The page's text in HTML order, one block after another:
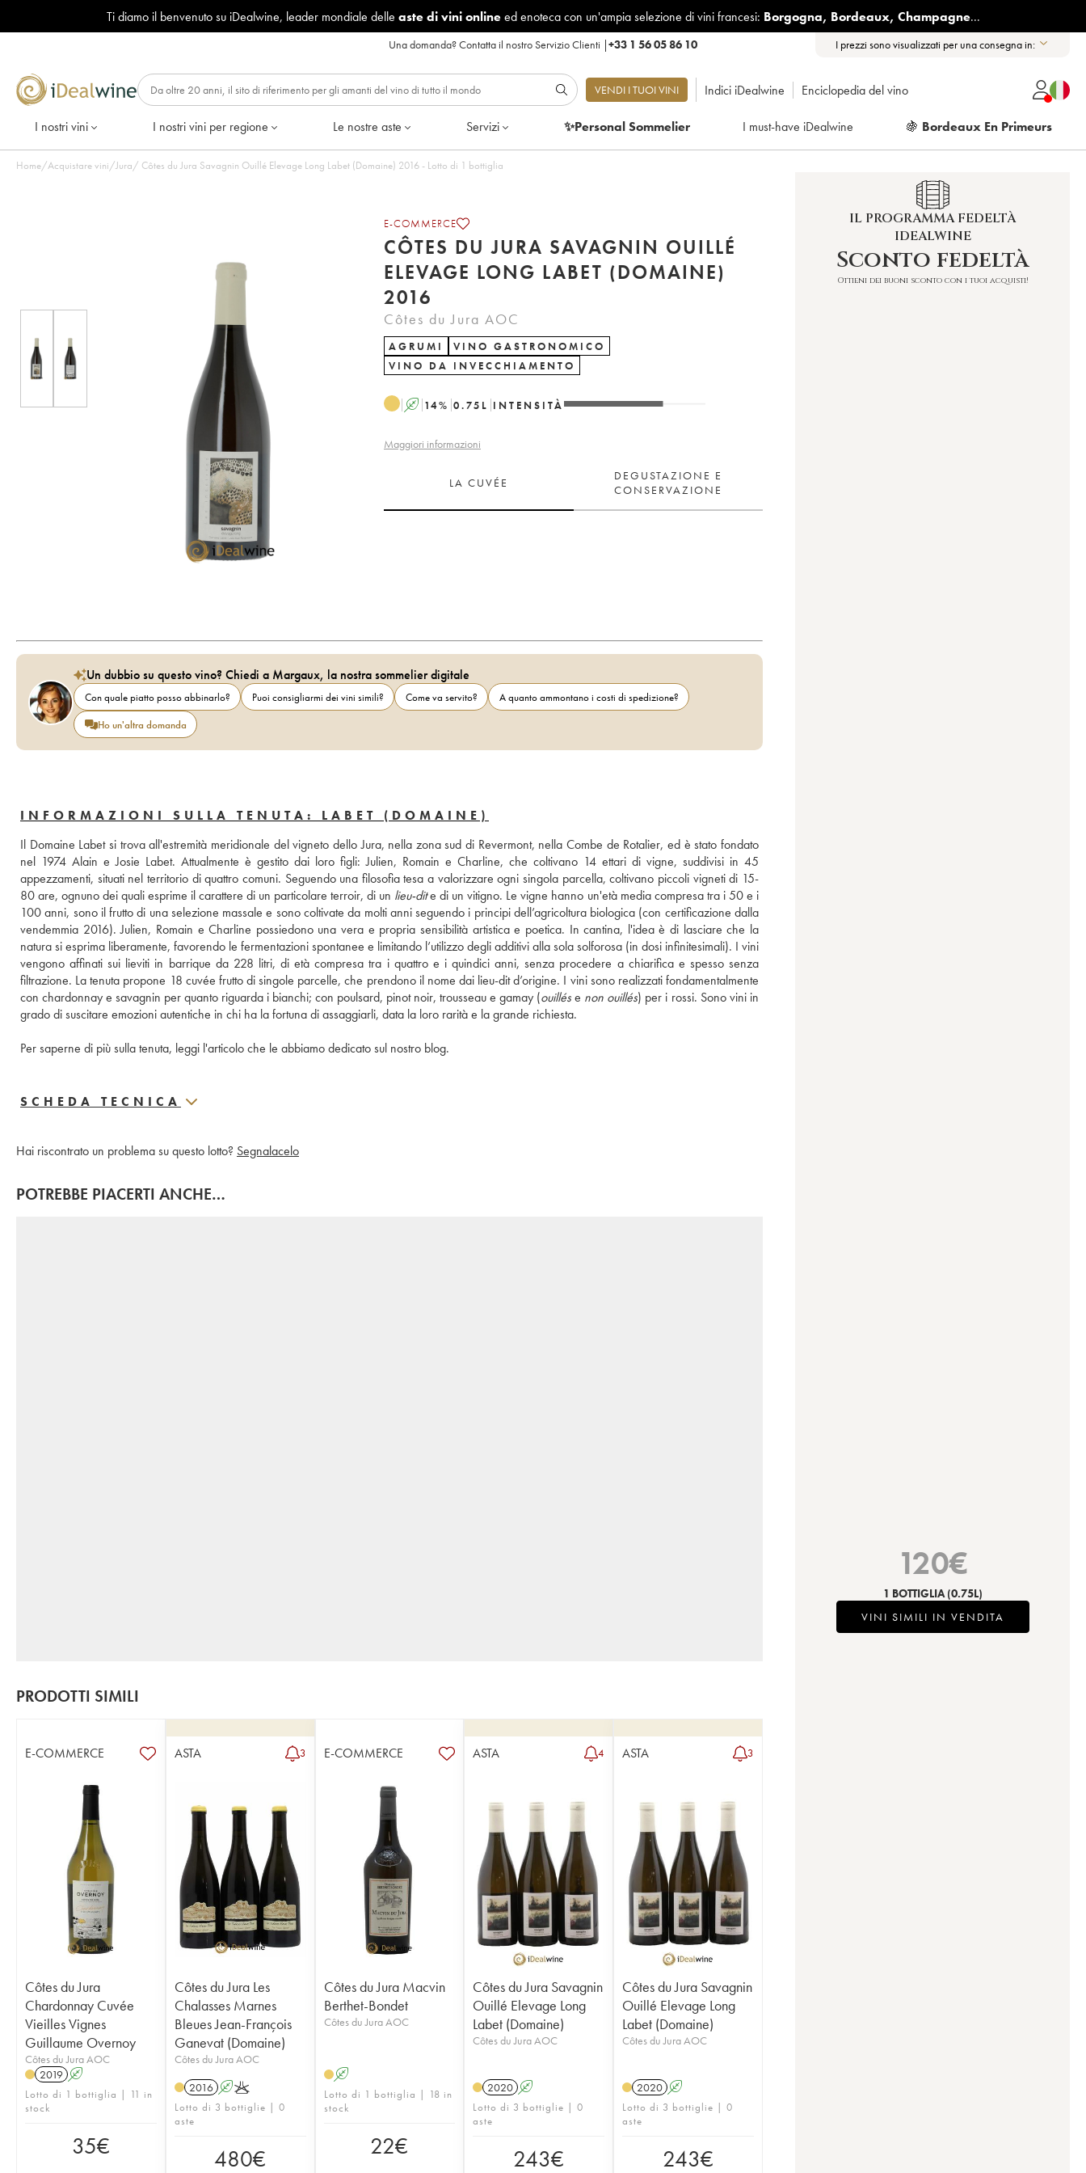
Ti diamo il benvenuto su iDealwine, leader mondiale delle aste di vini onlineed enoteca con un'ampia selezione di vini francesi: Borgogna, Bordeaux, Champagne...
Una domanda?Contatta il nostro Servizio Clienti |+33 1 56 05 86 10 I prezzi sono visualizzati per una consegna in:
VENDI I TUOI VINI Indici iDealwine Enciclopedia del vino
I nostri vini I nostri vini per regione Le nostre aste Servizi ✨Personal Sommelier I must-have iDealwine 🍇 Bordeaux En Primeurs
Home/Acquistare vini/Jura/ Côtes du Jura Savagnin Ouillé Elevage Long Labet (Domaine) 2016 - Lotto di 1 bottiglia
E-COMMERCE
CÔTES DU JURA SAVAGNIN OUILLÉ
ELEVAGE LONG LABET (DOMAINE)
2016
Côtes du Jura AOC
AGRUMI
VINO GASTRONOMICO
VINO DA INVECCHIAMENTO
A 14% 0.75 L INTENSITÀ
Maggiori informazioni
LA CUVÉE
DEGUSTAZIONE E
CONSERVAZIONE
Un dubbio su questo vino? Chiedi a Margaux, la nostra sommelier digitale
Con quale piatto posso abbinarlo? Puoi consigliarmi dei vini simili? Come va servito?
A quanto ammontano i costi di spedizione?
Ho un'altra domanda
INFORMAZIONI SULLA TENUTA: LABET (DOMAINE)
Il Domaine Labet si trova all'estremità meridionale del vigneto dello Jura, nella zona sud di Revermont, nella Combe de Rotalier, ed è stato fondato
nel 1974 Alain e Josie Labet. Attualmente è gestito dai loro figli: Julien, Romain e Charline, che coltivano 14 ettari di vigne, suddivisi in 45
appezzamenti, situati nel territorio di quattro comuni. Seguendo una filosofia tesa a valorizzare ogni singola parcella, coltivano piccoli vigneti di 15-
80 are, ognuno dei quali esprime il carattere di un particolare terroir, di un lieu-dit e di un vitigno. Le vigne hanno un'età media compresa tra i 50 e i
100 anni, sono il frutto di una selezione massale e sono coltivate da molti anni seguendo i principi dell’agricoltura biologica (con certificazione dalla
vendemmia 2016). Julien, Romain e Charline possiedono una vera e propria sensibilità artistica e poetica. In cantina, l'idea è di lasciare che la
natura si esprima liberamente, favorendo le fermentazioni spontanee e limitando l’utilizzo degli additivi alla sola solforosa (in dosi infinitesimali). I vini
vengono affinati sui lieviti in barrique da 228 litri, di età compresa tra i quattro e i quindici anni, senza procedere a chiarifica e spesso senza
filtrazione. La tenuta propone 18 cuvée frutto di singole parcelle, che prendono il nome dai lieu-dit d’origine. I vini sono realizzati fondamentalmente
con chardonnay e savagnin per quanto riguarda i bianchi; con poulsard, pinot noir, trousseau e gamay (ouillés e non ouillés) per i rossi. Sono vini in
grado di suscitare emozioni autentiche in chi ha la fortuna di assaggiarli, data la loro rarità e la grande richiesta.
Per saperne di più sulla tenuta, leggi l'articolo che le abbiamo dedicato sul nostro blog.
SCHEDA TECNICA
Hai riscontrato un problema su questo lotto? Segnalacelo
POTREBBE PIACERTI ANCHE…
PRODOTTI SIMILI
E-COMMERCE
Côtes du Jura
Chardonnay Cuvée
Vieilles Vignes
Guillaume Overnoy
Côtes du Jura AOC
2019 A
Lotto di 1 bottiglia | 11 in
stock
35€
ASTA 3
Côtes du Jura Les
Chalasses Marnes
Bleues Jean-François
Ganevat (Domaine)
Côtes du Jura AOC
2016 AK
Lotto di 3 bottiglie | 0
aste
480€
E-COMMERCE
Côtes du Jura Macvin
Berthet-Bondet
Côtes du Jura AOC
A
Lotto di 1 bottiglia | 18 in
stock
22€
ASTA 4
Côtes du Jura Savagnin
Ouillé Elevage Long
Labet (Domaine)
Côtes du Jura AOC
2020 A
Lotto di 3 bottiglie | 0
aste
243€
ASTA 3
Côtes du Jura Savagnin
Ouillé Elevage Long
Labet (Domaine)
Côtes du Jura AOC
2020 A
Lotto di 3 bottiglie | 0
aste
243€
IL PROGRAMMA FEDELTÀ
IDEALWINE
Sconto fedeltà
Ottieni dei buoni sconto con i tuoi acquisti!
120€
1 BOTTIGLIA (0.75L)
VINI SIMILI IN VENDITA